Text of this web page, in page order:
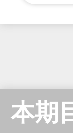
本期